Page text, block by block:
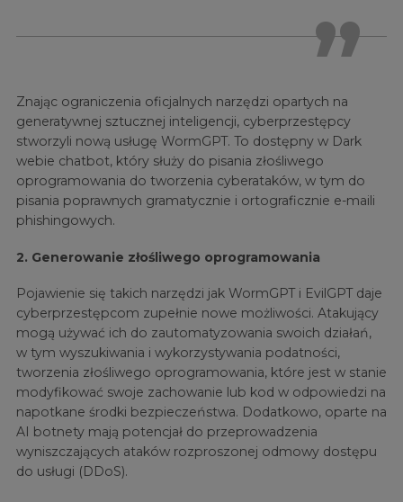
Znając ograniczenia oficjalnych narzędzi opartych na
generatywnej sztucznej inteligencji, cyberprzestępcy
stworzyli nową usługę WormGPT. To dostępny w Dark
webie chatbot, który służy do pisania złośliwego
oprogramowania do tworzenia cyberataków, w tym do
pisania poprawnych gramatycznie i ortograficznie e-maili
phishingowych.
2. Generowanie złośliwego oprogramowania
Pojawienie się takich narzędzi jak WormGPT i EvilGPT daje
cyberprzestępcom zupełnie nowe możliwości. Atakujący
mogą używać ich do zautomatyzowania swoich działań,
w tym wyszukiwania i wykorzystywania podatności,
tworzenia złośliwego oprogramowania, które jest w stanie
modyfikować swoje zachowanie lub kod w odpowiedzi na
napotkane środki bezpieczeństwa. Dodatkowo, oparte na
AI botnety mają potencjał do przeprowadzenia
wyniszczających ataków rozproszonej odmowy dostępu
do usługi (DDoS).